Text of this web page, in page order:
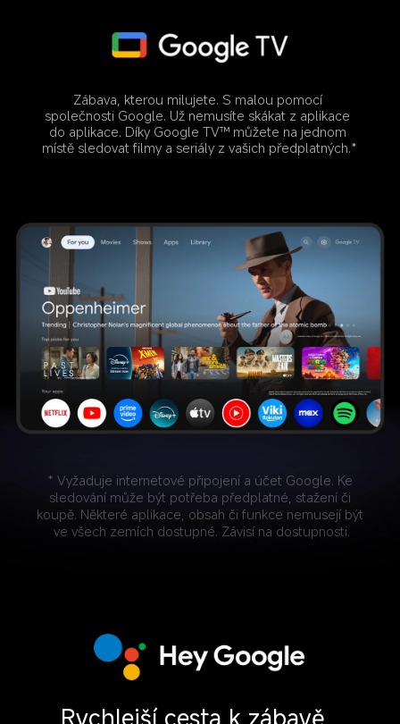
Zábava, kterou milujete. S malou pomocí
společnosti Google. Už nemusíte skákat z aplikace
do aplikace. Díky Google TV™ můžete na jednom
místě sledovat filmy a seriály z vašich předplatných.*
* Vyžaduje internetové připojení a účet Google. Ke
sledování může být potřeba předplatné, stažení či
koupě. Některé aplikace, obsah či funkce nemusejí být
ve všech zemích dostupné. Závisí na dostupnosti.
Rychlejší cesta k zábavě,